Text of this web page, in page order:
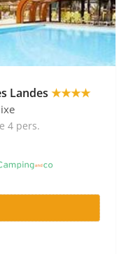
Landes ★★★★
4 pers.